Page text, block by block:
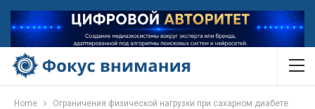
Home Ограничения физической нагрузки при сахарном диабете